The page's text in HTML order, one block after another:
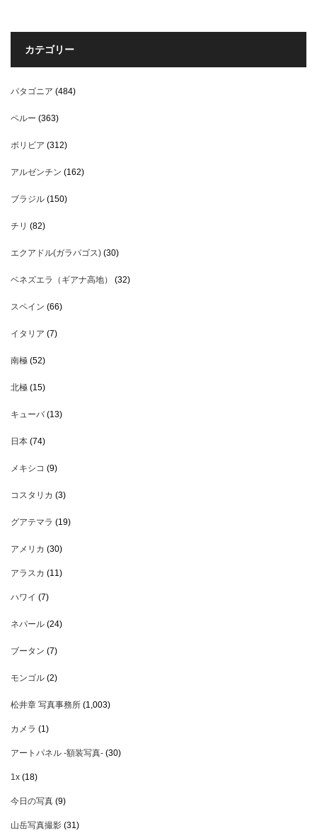
カテゴリー
パタゴニア (484)
ペルー (363)
ボリビア (312)
アルゼンチン (162)
ブラジル (150)
チリ (82)
エクアドル(ガラパゴス) (30)
ベネズエラ（ギアナ高地） (32)
スペイン (66)
イタリア (7)
南極 (52)
北極 (15)
キューバ(13)
日本 (74)
メキシコ (9)
コスタリカ (3)
グアテマラ (19)
アメリカ (30)
アラスカ (11)
ハワイ (7)
ネパール (24)
ブータン (7)
モンゴル (2)
松井章 写真事務所 (1,003)
カメラ (1)
アートパネル -額装写真- (30)
1x (18)
今日の写真 (9)
山岳写真撮影 (31)